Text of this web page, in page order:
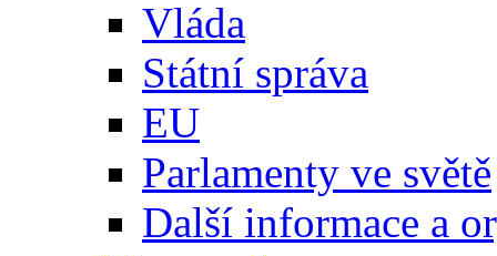
Vláda
Státní správa
EU
Parlamenty ve světě
Další informace a